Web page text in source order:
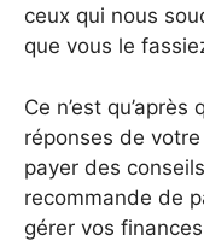
ceux qui nous
que vous le
Ce n’est
réponses de
payer des
recommande de
gérer vos